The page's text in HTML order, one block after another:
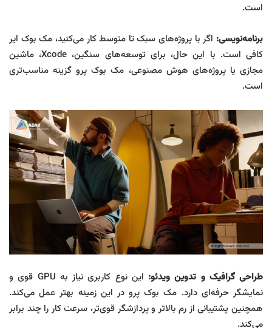
است.
برنامه‌نویسی: اگر با پروژه‌های سبک تا متوسط کار می‌کنید، مک بوک ایر
کافی است. با این حال، برای توسعه‌های سنگین، Xcode، ماشین
مجازی یا پروژه‌های هوش مصنوعی، مک بوک پرو گزینه مناسب‌تری
است.
طراحی گرافیک و تدوین ویدئو:
این نوع کاربری نیاز به GPU قوی و
نمایشگر حرفه‌ای دارد. مک بوک پرو در این زمینه بهتر عمل می‌کند.
همچنین پشتیبانی از رم بالاتر و پردازشگر قوی‌تر، سرعت کار را چند برابر
می‌کند.